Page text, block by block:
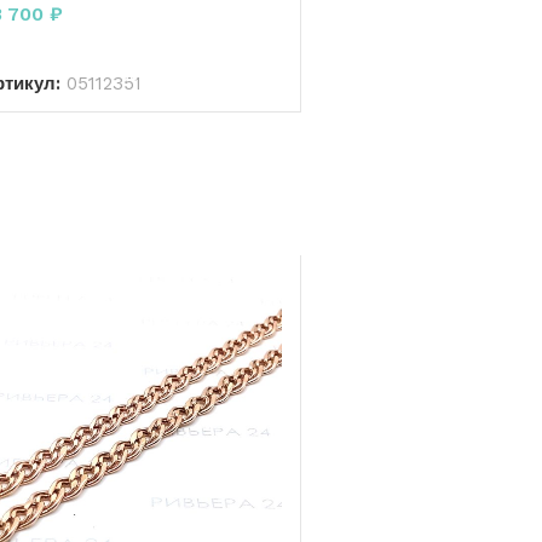
700₽
05112351